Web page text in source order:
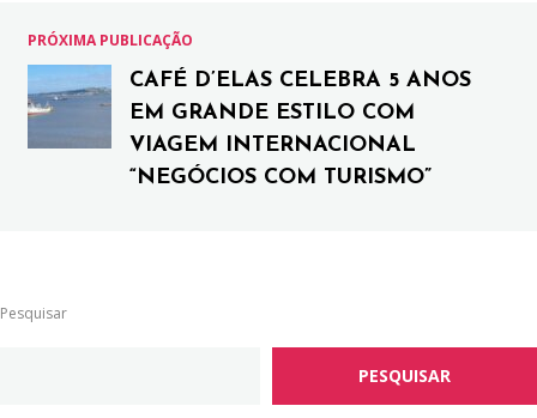
PRÓXIMA PUBLICAÇÃO
CAFÉ D’ELAS CELEBRA 5 ANOS
EM GRANDE ESTILO COM
VIAGEM INTERNACIONAL
“NEGÓCIOS COM TURISMO”
Pesquisar
PESQUISAR